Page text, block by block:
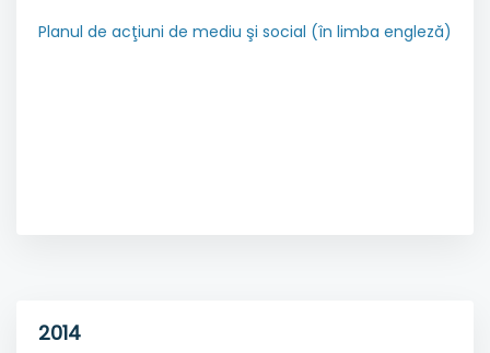
Planul de acţiuni de mediu şi social (în limba engleză)
2014